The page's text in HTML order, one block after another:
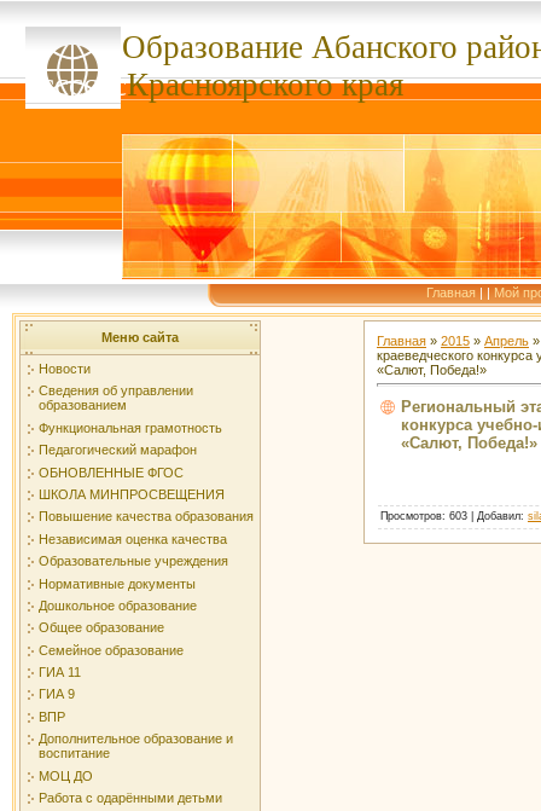
Образование Абанского
сссссссКрасноярского края
Главная | | Мой
Меню сайта
Новости
Сведения об управлении
образованием
Функциональная грамотность
Педагогический марафон
ОБНОВЛЕННЫЕ ФГОС
ШКОЛА МИНПРОСВЕЩЕНИЯ
Повышение качества образования
Независимая оценка качества
Образовательные учреждения
Нормативные документы
Дошкольное образование
Общее образование
Семейное образование
ГИА 11
ГИА 9
ВПР
Дополнительное образование и
воспитание
МОЦ ДО
Работа с одарёнными детьми
Главная » 2015 » Апрель »
краеведческого
«Салют, Победа!»
Региональный
конкурса
«Салют, Победа!»
Просмотров: 603 | Добавил: